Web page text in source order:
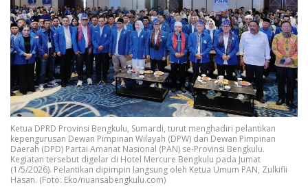
Ketua DPRD Provinsi Bengkulu, Sumardi, turut menghadiri pelantikan
kepengurusan Dewan Pimpinan Wilayah (DPW) dan Dewan Pimpinan
Daerah (DPD) Partai Amanat Nasional (PAN) se-Provinsi Bengkulu.
Kegiatan tersebut digelar di Hotel Mercure Bengkulu pada Jumat
(1/5/2026). Pelantikan dipimpin langsung oleh Ketua Umum PAN, Zulkifli
Hasan. (Foto: Eko/nuansabengkulu.com)